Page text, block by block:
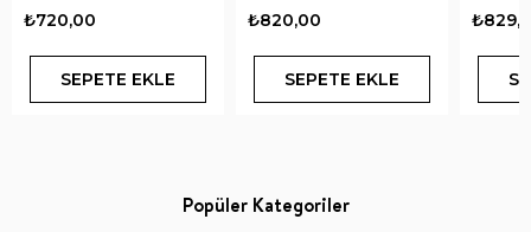
₺720,00
SEPETE EKLE
₺820,00
SEPETE EKLE
Popüler Kategoriler